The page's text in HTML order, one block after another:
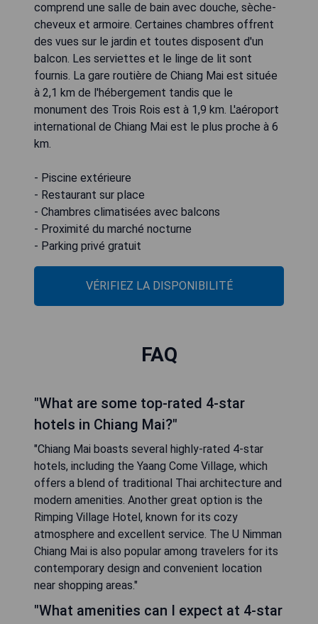
comprend une salle de bain avec douche, sèche-
cheveux et armoire. Certaines chambres offrent
des vues sur le jardin et toutes disposent d'un
balcon. Les serviettes et le linge de lit sont
fournis. La gare routière de Chiang Mai est située
à 2,1 km de l'hébergement tandis que le
monument des Trois Rois est à 1,9 km. L'aéroport
international de Chiang Mai est le plus proche à 6
km.
- Piscine extérieure
- Restaurant sur place
- Chambres climatisées avec balcons
- Proximité du marché nocturne
- Parking privé gratuit
VÉRIFIEZ LA DISPONIBILITÉ
FAQ
"What are some top-rated 4-star
hotels in Chiang Mai?"
"Chiang Mai boasts several highly-rated 4-star
hotels, including the Yaang Come Village, which
offers a blend of traditional Thai architecture and
modern amenities. Another great option is the
Rimping Village Hotel, known for its cozy
atmosphere and excellent service. The U Nimman
Chiang Mai is also popular among travelers for its
contemporary design and convenient location
near shopping areas."
"What amenities can I expect at 4-star